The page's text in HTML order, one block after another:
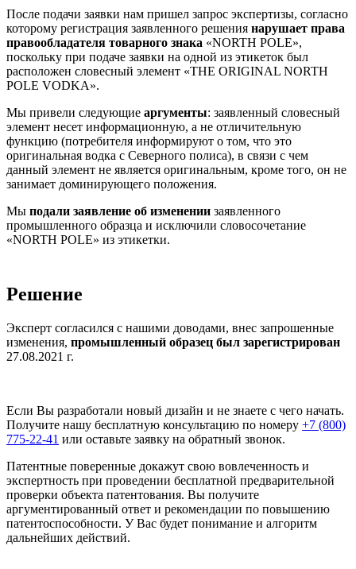
После подачи заявки нам пришел запрос экспертизы, согласно
которому регистрация заявленного решения нарушает права
правообладателя товарного знака «NORTH POLE»,
поскольку при подаче заявки на одной из этикеток был
расположен словесный элемент «THE ORIGINAL NORTH
POLE VODKA».
Мы привели следующие аргументы: заявленный словесный
элемент несет информационную, а не отличительную
функцию (потребителя информируют о том, что это
оригинальная водка с Северного полиса), в связи с чем
данный элемент не является оригинальным, кроме того, он не
занимает доминирующего положения.
Мы подали заявление об изменении заявленного
промышленного образца и исключили словосочетание
«NORTH POLE» из этикетки.
Решение
Эксперт согласился с нашими доводами, внес запрошенные
изменения, промышленный образец был зарегистрирован
27.08.2021 г.
Если Вы разработали новый дизайн и не знаете с чего начать.
Получите нашу бесплатную консультацию по номеру +7 (800)
775-22-41 или оставьте заявку на обратный звонок.
Патентные поверенные докажут свою вовлеченность и
экспертность при проведении бесплатной предварительной
проверки объекта патентования. Вы получите
аргументированный ответ и рекомендации по повышению
патентоспособности. У Вас будет понимание и алгоритм
дальнейших действий.